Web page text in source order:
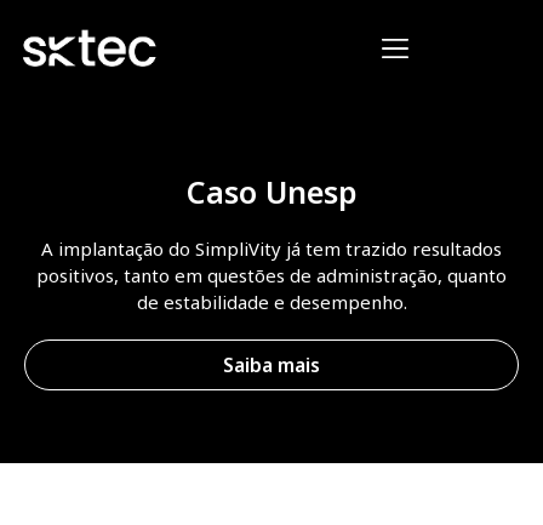
Caso Unesp
A implantação do SimpliVity já tem trazido resultados
positivos, tanto em questões de administração, quanto
de estabilidade e desempenho.
Saiba mais